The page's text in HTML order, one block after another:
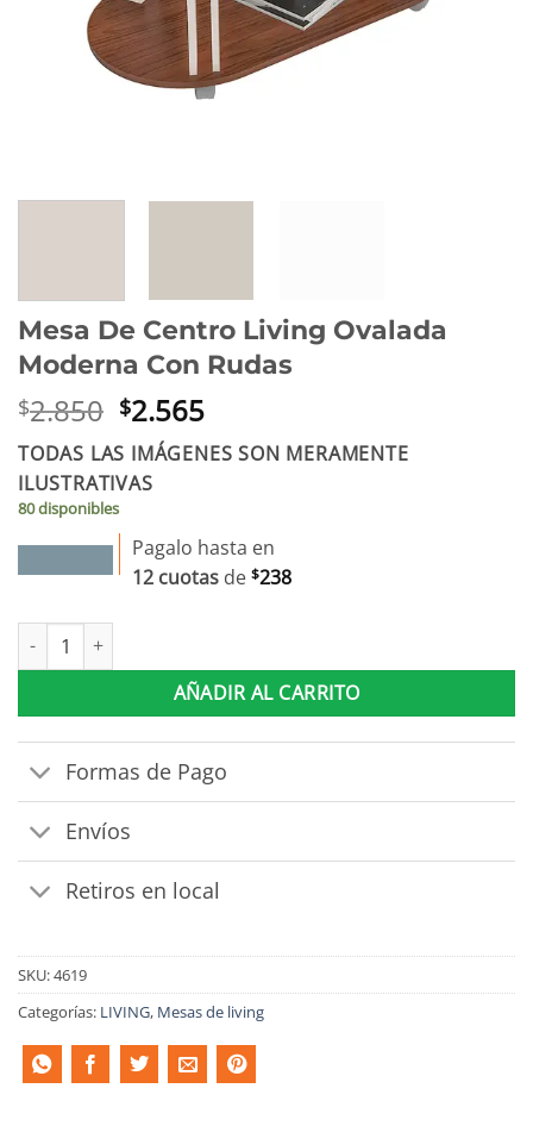
Mesa De Centro Living Ovalada
Moderna Con Rudas
$2.850 El
precio
original
era:
$2.850.
$2.565El
precio
actual
TODAS LAS IMÁGENES SON MERAMENTE
ILUSTRATIVAS
80 disponibles
Pagalo hasta en
12 cuotas de $238
Mesa De Centro Living Ovalada Moderna Con Rudas cantidad
AÑADIR AL CARRITO
Formas de Pago
Envíos
Retiros en local
SKU:4619
Categorías: LIVING, Mesas de living